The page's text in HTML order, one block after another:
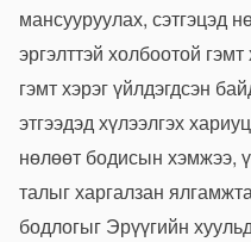
мансууруулах, сэтгэцэд
эргэлттэй холбоотой
гэмт хэрэг үйлдэгдсэн
этгээдэд хүлээлгэх
нөлөөт бодисын хэмжээ,
талыг харгалзан
бодлогыг Эрүүгийн